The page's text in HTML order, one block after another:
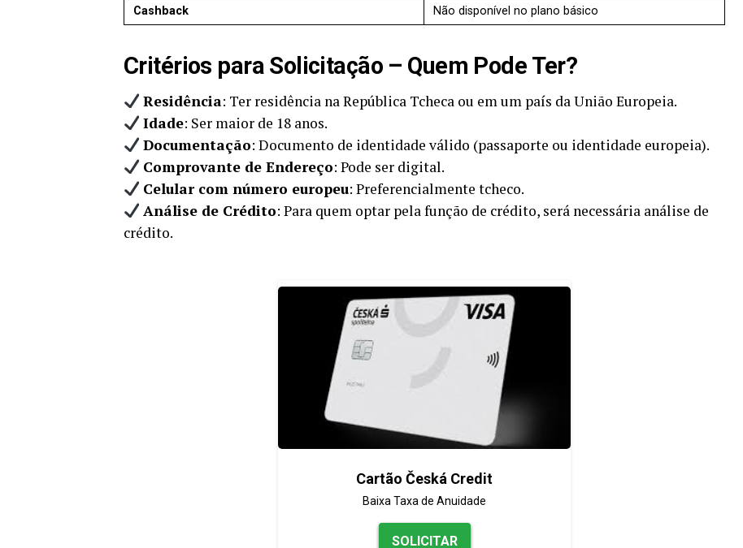
Cashback
Não disponível no plano básico
Critérios para Solicitação – Quem Pode Ter?
Residência: Ter residência na República Tcheca ou em um país da União Europeia.
Idade: Ser maior de 18 anos.
Documentação: Documento de identidade válido (passaporte ou identidade europeia).
Comprovante de Endereço: Pode ser digital.
Celular com número europeu: Preferencialmente tcheco.
Análise de Crédito: Para quem optar pela função de crédito, será necessária análise de
crédito.
Cartão Česká Credit
Baixa Taxa de Anuidade
SOLICITAR